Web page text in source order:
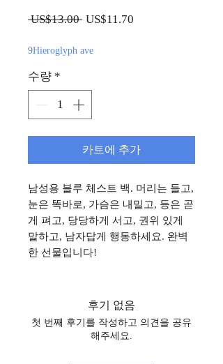
US$13.00 일반가
US$11.70
9Hieroglyph ave
수량 *
카트에 추가
남성용 블루 체스트 백. 머리는 들고,
눈은 똑바로, 가슴은 내밀고, 등은 곧
게 펴고, 당당하게 서고, 권위 있게
말하고, 남자답게 행동하세요. 완벽
한 선물입니다!
후기 없음
첫 번째 후기를 작성하고 의견을 공유
해주세요.